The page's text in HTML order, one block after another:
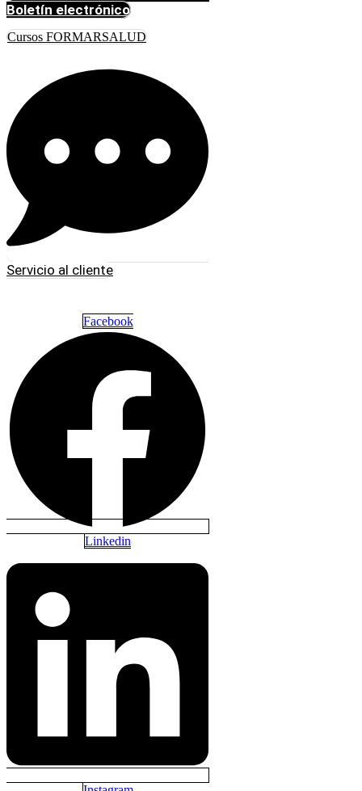
Boletín electrónico
Cursos FORMARSALUD
Servicio al cliente
Facebook
Linkedin